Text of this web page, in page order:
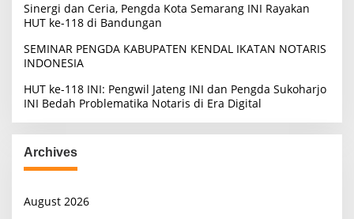
Sinergi dan Ceria, Pengda Kota Semarang INI Rayakan
HUT ke-118 di Bandungan
SEMINAR PENGDA KABUPATEN KENDAL IKATAN NOTARIS
INDONESIA
HUT ke-118 INI: Pengwil Jateng INI dan Pengda Sukoharjo
INI Bedah Problematika Notaris di Era Digital
Archives
August 2026